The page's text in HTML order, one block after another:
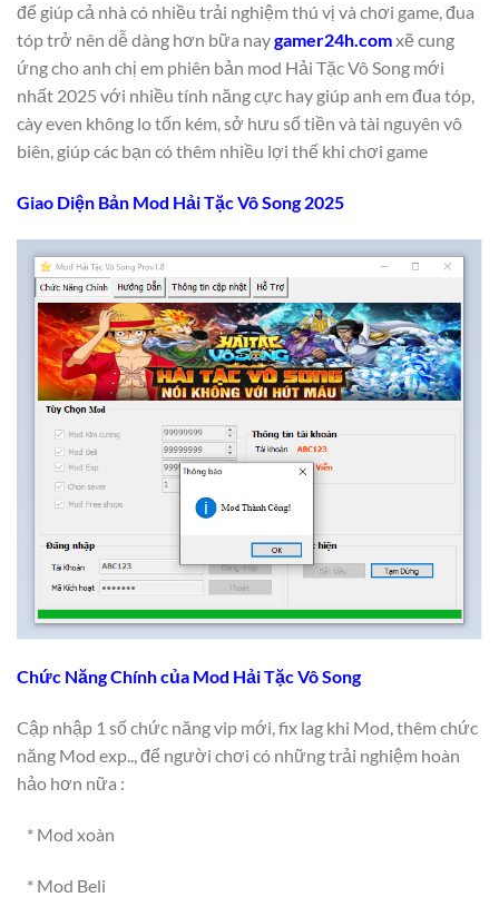
để giúp cả nhà có nhiều trải nghiệm thú vị và chơi game, đua
tóp trở nên dễ dàng hơn bữa naygamer24h.comxẽ cung
ứng cho anh chị em phiên bản mod Hải Tặc Vô Song mới
nhất 2025 với nhiều tính năng cực hay giúp anh em đua tóp,
cày even không lo tốn kém, sở hưu số tiền và tài nguyên vô
biên, giúp các bạn có thêm nhiều lợi thế khi chơi game
Giao Diện Bản Mod Hải Tặc Vô Song 2025
Chức Năng Chính của Mod Hải Tặc Vô Song
Cập nhập 1 số chức năng vip mới, fix lag khi Mod, thêm chức
năng Mod exp.., để người chơi có những trải nghiệm hoàn
hảo hơn nữa :
* Mod xoàn
* Mod Beli